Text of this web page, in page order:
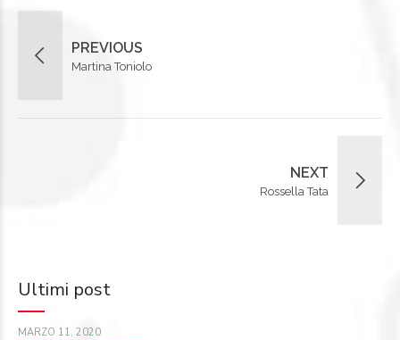
PREVIOUS
Martina Toniolo
NEXT
Rossella Tata
Ultimi post
MARZO 11, 2020